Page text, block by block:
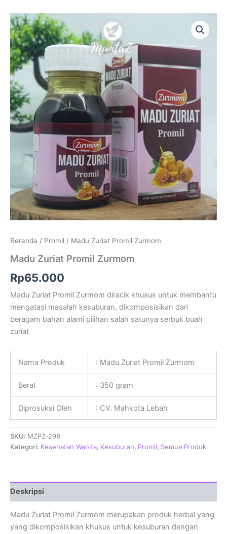
Beranda / Promil / Madu Zuriat Promil Zurmom
Madu Zuriat Promil Zurmom
Rp65.000
Madu Zuriat Promil Zurmom diracik khusus untuk membantu
mengatasi masalah kesuburan, dikomposisikan dari
beragam bahan alami pilihan salah satunya serbuk buah
zuriat
Nama Produk : Madu Zuriat Promil Zurmom
Berat : 350 gram
Diprosuksi Oleh : CV. Mahkota Lebah
SKU: MZPZ-298
Kategori: Kesehatan Wanita, Kesuburan, Promil, Semua Produk
Deskripsi
Madu Zuriat Promil Zurmom merupakan produk herbal yang
yang dikomposisikan khusus untuk kesuburan dengan